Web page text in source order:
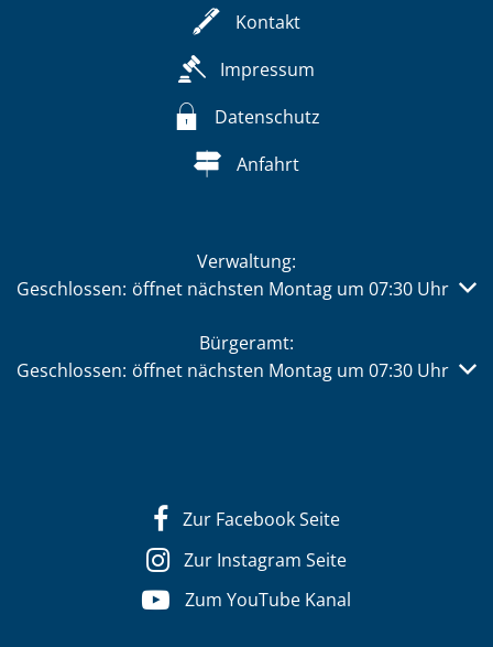
Kontakt
Impressum
Datenschutz
Anfahrt
Verwaltung:
Klicken, um weitere Öffnungs- oder Schließzeiten
Geschlossen: öffnet nächsten Montag um 07:30 Uhr
Bürgeramt:
Klicken, um weitere Öffnungs- oder Schließzeiten
Geschlossen: öffnet nächsten Montag um 07:30 Uhr
Zur Facebook Seite
Zur Instagram Seite
Zum YouTube Kanal